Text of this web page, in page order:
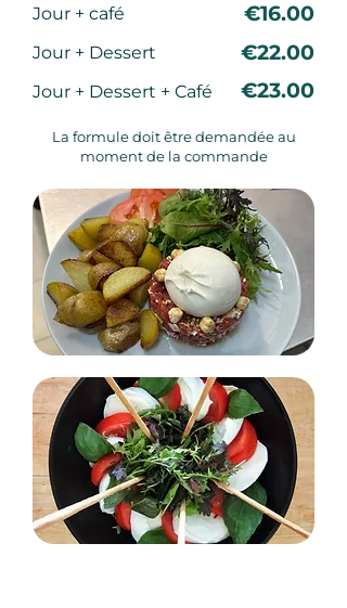
Jour + café €16.00
Jour + Dessert €22.00
Jour + Dessert + Café €23.00
La formule doit être demandée au
moment de la commande